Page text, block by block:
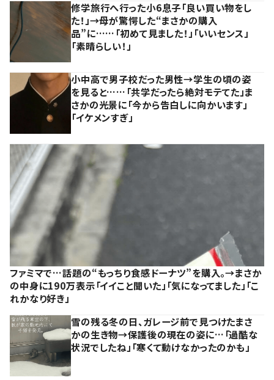
修学旅行へ行った小6息子「良い買い物をし
た！」→母が驚愕した“まさかの購入
品”に……「初めて見ました！」「いいセンス」
「素晴らしい！」
小中高で男子校だった男性→学生の頃の姿
を見ると……「共学だったら絶対モテてた」ま
さかの光景に「今から告白しに向かいます」
「イケメンすぎ」
ファミマで…話題の“もっちり食感ドーナツ”を購入。→まさか
の中身に190万表示「イイこと聞いた」「気になってました」「こ
れかなり好き」
雪の残る冬の日、ガレージ前で見つけたまさ
かの生き物→保護後の現在の姿に…「過酷な
状況でしたね」「寒くて動けなかったのかも」